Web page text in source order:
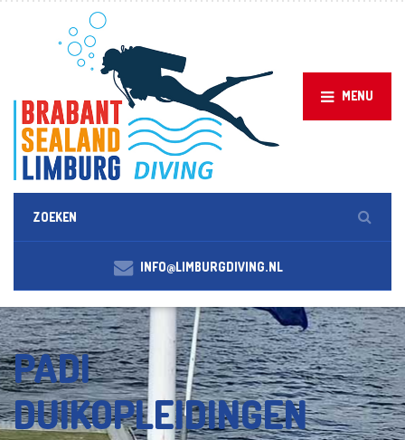
MENU
INFO@LIMBURGDIVING.NL
PADI
DUIKOPLEIDINGEN